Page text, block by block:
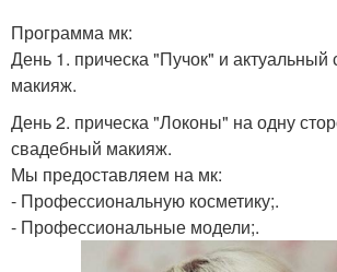
Программа мк:
День 1. прическа "Пучок" и
макияж.
День 2. прическа "Локоны" на одну
свадебный макияж.
Мы предоставляем на мк:
- Профессиональную косметику;.
- Профессиональные модели;.